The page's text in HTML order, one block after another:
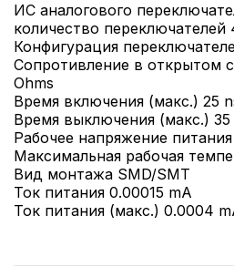
ИС аналогового
количество переключателей
Конфигурация
Сопротивление в открытом
Ohms
Время включения (макс.) 25
Время выключения (макс.) 35
Рабочее напряжение
Максимальная рабочая
Вид монтажа SMD/SMT
Ток питания 0.00015 mA
Ток питания (макс.) 0.0004